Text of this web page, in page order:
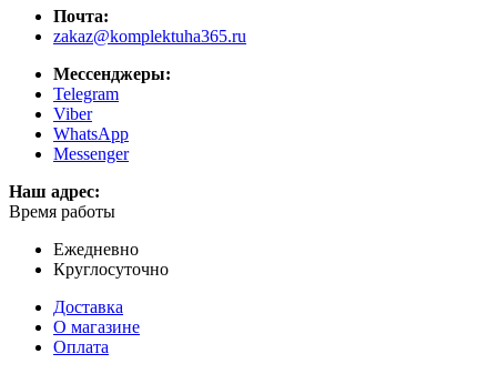
Почта:
zakaz@komplektuha365.ru
Мессенджеры:
Telegram
Viber
WhatsApp
Messenger
Наш адрес:
Время работы
Ежедневно
Круглосуточно
Доставка
О магазине
Оплата